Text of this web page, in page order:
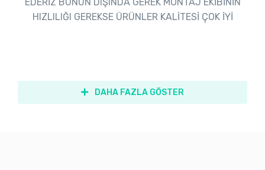
HIZLILIĞI GEREKSE ÜRÜNLER KALİTESİ ÇOK İYİ
DAHA FAZLA GÖSTER